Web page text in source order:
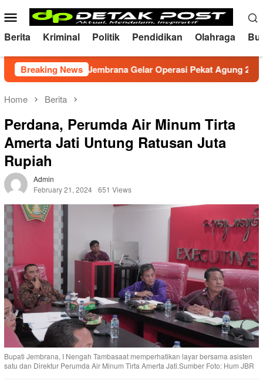
to
content
Mobile
Menu
Berita Kriminal Politik Pendidikan Olahraga
Breaking News
Polres Jembrana Gelar Operasi Pekat Agung 2026
Home Berita
Perdana, Perumda Air Minum Tirta
Amerta Jati Untung Ratusan Juta
Rupiah
Admin
February 21, 2024 651 Views
Bupati Jembrana, I Nengah Tambasaat memperhatikan layar bersama asisten
satu dan Direktur Perumda Air Minum Tirta Amerta Jati.Sumber Foto: Hum JBR